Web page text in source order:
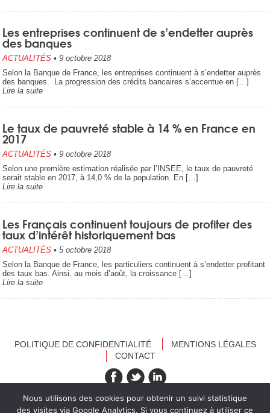
Les entreprises continuent de s’endetter auprès
des banques
ACTUALITÉS • 9 octobre 2018
Selon la Banque de France, les entreprises continuent à s’endetter auprès
des banques. La progression des crédits bancaires s’accentue en […]
Lire la suite
Le taux de pauvreté stable à 14 % en France en
2017
ACTUALITÉS • 9 octobre 2018
Selon une première estimation réalisée par l’INSEE, le taux de pauvreté
serait stable en 2017, à 14,0 % de la population. En […]
Lire la suite
Les Français continuent toujours de profiter des
taux d’intérêt historiquement bas
ACTUALITÉS • 5 octobre 2018
Selon la Banque de France, les particuliers continuent à s’endetter profitant
des taux bas. Ainsi, au mois d’août, la croissance […]
Lire la suite
POLITIQUE DE CONFIDENTIALITÉ
MENTIONS LÉGALES
CONTACT
recevez nos newsletters
Nous utilisons des cookies pour obtenir un suivi statistique
des visites via Google Analytics. Si vous continuez à utiliser ce